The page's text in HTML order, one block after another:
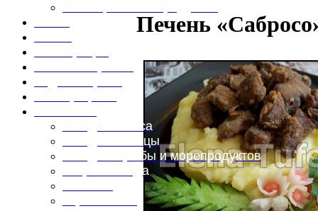
Блюда из мяса
Блюда из птицы
Блюда из рыбы и морепродуктов
Вторые блюда
Печень